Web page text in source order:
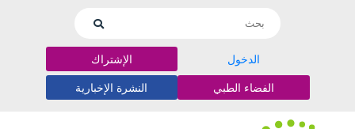
الدخول الإشتراك
الفضاء الطبي النشرة الإخبارية